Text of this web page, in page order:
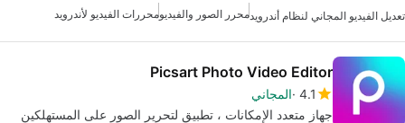
تعديل الفيديو المجاني لنظام أندرويدمحرر الصور والفيديومحررات الفيديو لأندرويد
Picsart Photo Video Editor
4.1 المجاني
جهاز متعدد الإمكانات ، تطبيق لتحرير الصور على المستهلكين